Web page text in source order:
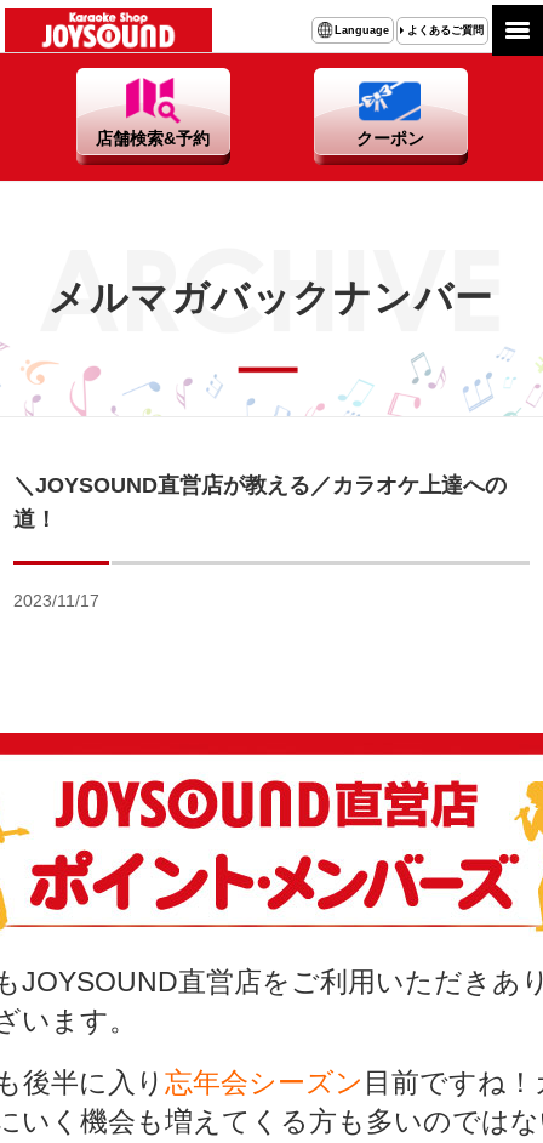
Language よくあるご質問
店舗検索&予約 クーポン
メルマガバックナンバー
＼JOYSOUND直営店が教える／カラオケ上達への
道！
2023/11/17
JOYSOUND直営店をご利用いただきあ
います。
後半に入り 忘年会シーズン 目前ですね
いく機会も増えてくる方も多いのでは